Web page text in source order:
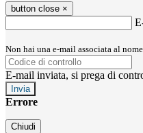
button close ×
Non hai una e-mail associata al
E-mail inviata, si prega di
Errore
Chiudi